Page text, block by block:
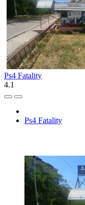
Ps4 Fatality
4.1
Ps4 Fatality